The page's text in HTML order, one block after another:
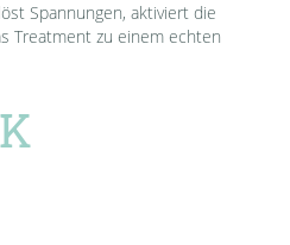
Spannungen, aktiviert die
Treatment zu einem echten